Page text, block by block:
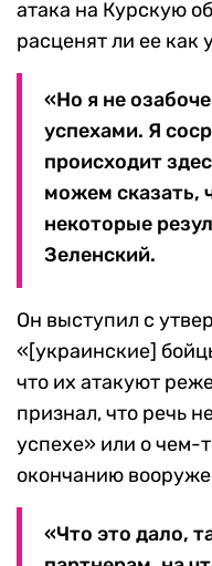
атака на Курскую
расценят ли ее как
«Но я не
успехами. Я
происходит
можем сказать,
некоторые
Зеленский.
Он выступил с
«[украинские]
что их атакуют
признал, что речь
успехе» или о чем-
окончанию
«Что это дало,